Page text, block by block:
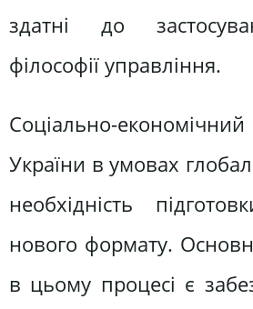
здатні до
філософії управління.
Соціально-
України в умовах
необхідність
нового формату.
в цьому процесі є